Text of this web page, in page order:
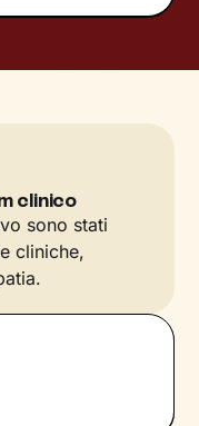
clinico
sono stati
cliniche,